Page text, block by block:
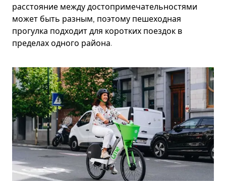
расстояние между достопримечательностями
может быть разным, поэтому пешеходная
прогулка подходит для коротких поездок в
пределах одного района.